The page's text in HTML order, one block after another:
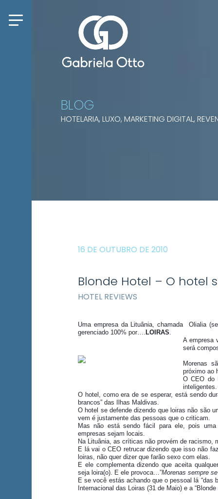
BLOG
HOTELARIA, LUXO, MARKETING DIGITAL,
16 DE OUTUBRO DE 2010
Blonde Hotel – O hotel
HOTEL REVIEWS
Uma empresa da Lituânia, chamada Olialia
gerenciado 100% por…. LOIRAS.
A empresa
será
Morenas
próximo ao
O CEO do
inteligentes.
O hotel, como era de se esperar, está sendo
brancos” das Ilhas Maldivas.
O hotel se defende dizendo que loiras não são
vem é justamente das pessoas que o criticam.
Mas não está sendo fácil para ele, pois
empresas sejam locais.
Na Lituânia, as críticas não provém de
E lá vai o CEO retrucar dizendo que isso não
loiras, não quer dizer que farão sexo com elas.
E ele complementa dizendo que aceita
seja loira(o). E ele provoca…”Morenas sempre
E se você estás achando que o pessoal lá “das
Internacional das Loiras (31 de Maio) e a